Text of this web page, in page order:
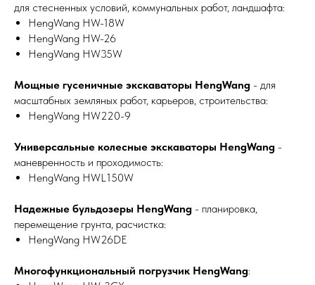
для стесненных условий, коммунальных работ, ландшафта:
HengWang HW-18W
HengWang HW-26
HengWang HW35W
Мощные гусеничные экскаваторы HengWang - для
масштабных земляных работ, карьеров, строительства:
HengWang HW220-9
Универсальные колесные экскаваторы HengWang -
маневренность и проходимость:
HengWang HWL150W
Надежные бульдозеры HengWang - планировка,
перемещение грунта, расчистка:
HengWang HW26DE
Многофункциональный погрузчик HengWang: